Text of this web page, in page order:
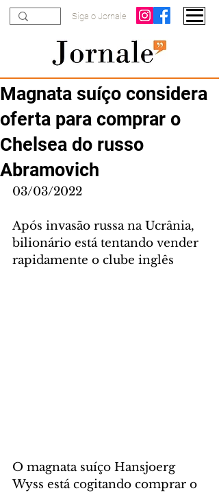
Siga o Jornale
Magnata suíço considera
oferta para comprar o
Chelsea do russo
Abramovich
03/03/2022
Após invasão russa na Ucrânia,
bilionário está tentando vender
rapidamente o clube inglês
O magnata suíço Hansjoerg
Wyss está cogitando comprar o